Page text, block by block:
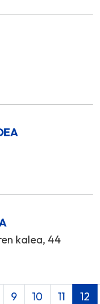
kalea, 44
9 10 11 12